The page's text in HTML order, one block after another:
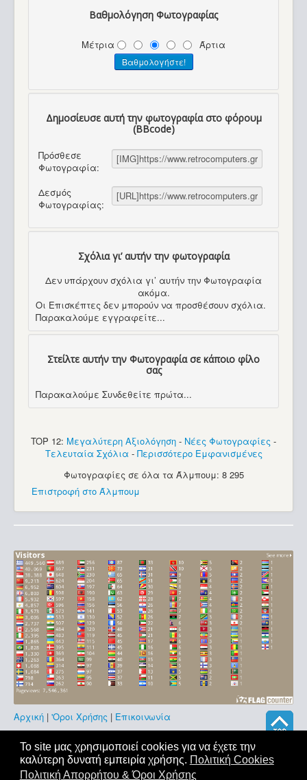
Το site μας χρησιμοποιεί cookies για να έχετε την
καλύτερη δυνατή εμπειρία χρήσης. Πολιτική Cookies
Πολιτική Απορρήτου & Όροι Χρήσης
Βαθμολόγηση Φωτογραφίας
Μέτρια Άρτια
Δημοσίευσε αυτή την φωτογραφία στο φόρουμ
(BBcode)
Πρόσθεσε
Φωτογραφία:
Δεσμός
Φωτογραφίας:
Σχόλια γι’ αυτήν την φωτογραφία
Δεν υπάρχουν σχόλια γι’ αυτήν την Φωτογραφία
ακόμα.
Οι Επισκέπτες δεν μπορούν να προσθέσουν σχόλια.
Παρακαλούμε εγγραφείτε...
Στείλτε αυτήν την Φωτογραφία σε κάποιο φίλο
σας
Παρακαλούμε Συνδεθείτε πρώτα...
TOP 12: Μεγαλύτερη Αξιολόγηση - Νέες Φωτογραφίες -
Τελευταία Σχόλια - Περισσότερο Εμφανισμένες
Φωτογραφίες σε όλα τα Άλμπουμ: 8 295
Επιστροφή στο Άλμπουμ
Αρχική | 'Οροι Χρήσης | Επικοινωνία
παντός δικαιώματος